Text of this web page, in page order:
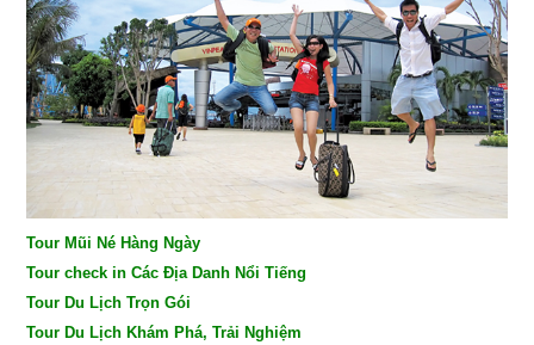
Tour Mũi Né Hàng Ngày
Tour check in Các Địa Danh Nổi Tiếng
Tour Du Lịch Trọn Gói
Tour Du Lịch Khám Phá, Trải Nghiệm